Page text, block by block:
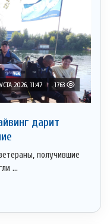
2026, 11:47 1763
дарит
получившие
...